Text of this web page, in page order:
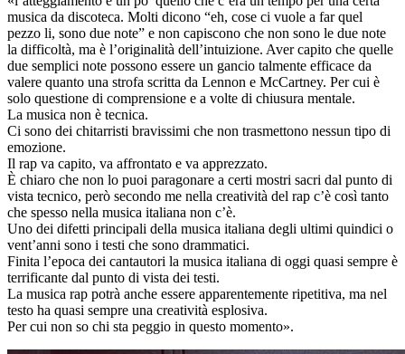
musica da discoteca. Molti dicono “eh, cose ci vuole a far quel
pezzo li, sono due note” e non capiscono che non sono le due note
la difficoltà, ma è l’originalità dell’intuizione. Aver capito che quelle
due semplici note possono essere un gancio talmente efficace da
valere quanto una strofa scritta da Lennon e McCartney. Per cui è
solo questione di comprensione e a volte di chiusura mentale.
La musica non è tecnica.
Ci sono dei chitarristi bravissimi che non trasmettono nessun tipo di
emozione.
Il rap va capito, va affrontato e va apprezzato.
È chiaro che non lo puoi paragonare a certi mostri sacri dal punto di
vista tecnico, però secondo me nella creatività del rap c’è così tanto
che spesso nella musica italiana non c’è.
Uno dei difetti principali della musica italiana degli ultimi quindici o
vent’anni sono i testi che sono drammatici.
Finita l’epoca dei cantautori la musica italiana di oggi quasi sempre è
terrificante dal punto di vista dei testi.
La musica rap potrà anche essere apparentemente ripetitiva, ma nel
testo ha quasi sempre una creatività esplosiva.
Per cui non so chi sta peggio in questo momento».